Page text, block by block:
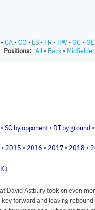
• CA • CO • ES • FR • HW • GC • GE
Positions: All • Back • Midfielder